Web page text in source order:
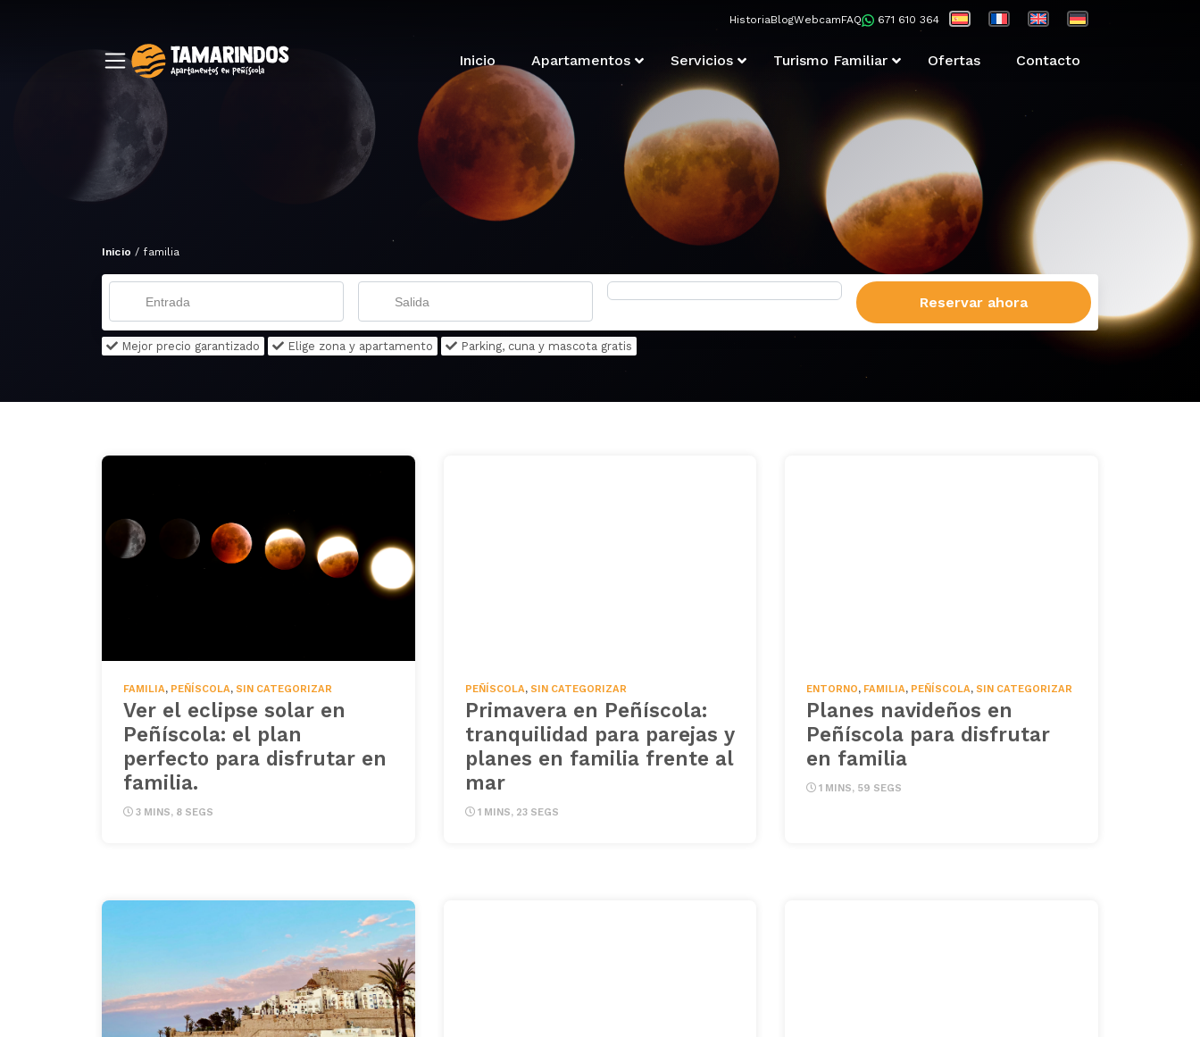
HistoriaBlogWebcamFAQ 671 610 364
Inicio Apartamentos Servicios Turismo Familiar Ofertas Contacto
Inicio /familia
Reservar ahora
Mejor precio garantizado Elige zona y apartamento Parking, cuna y mascota gratis
FAMILIA, PEÑÍSCOLA, SIN CATEGORIZAR
Ver el eclipse solar en
Peñíscola: el plan
perfecto para disfrutar en
familia.
3 MINS, 8 SEGS
PEÑÍSCOLA, SIN CATEGORIZAR
Primavera en Peñíscola:
tranquilidad para parejas y
planes en familia frente al
mar
1 MINS, 23 SEGS
ENTORNO, FAMILIA, PEÑÍSCOLA,SIN CATEGORIZAR
Planes navideños en
Peñíscola para disfrutar
en familia
1 MINS, 59 SEGS